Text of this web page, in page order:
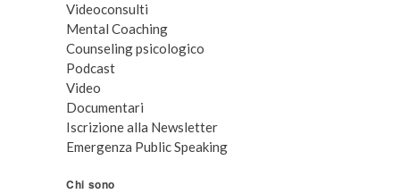
Videoconsulti
Mental Coaching
Counseling psicologico
Podcast
Video
Documentari
Iscrizione alla Newsletter
Emergenza Public Speaking
Chi sono